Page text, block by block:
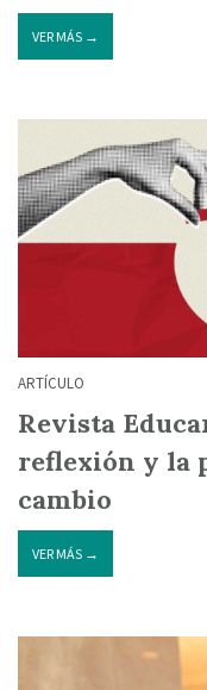
VER MÁS →
ARTÍCULO
Revista
reflexión y la
cambio
VER MÁS →